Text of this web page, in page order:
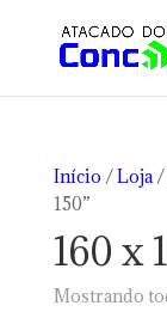
Início /Loja/
150”
160 x
Mostrando